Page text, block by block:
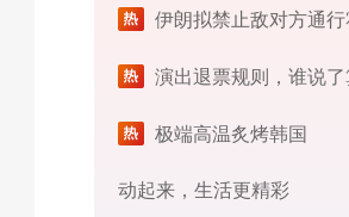
伊朗拟禁止敌对方通行霍尔木兹
演出退票规则，谁说了
极端高温炙烤韩国
动起来，生活更精彩